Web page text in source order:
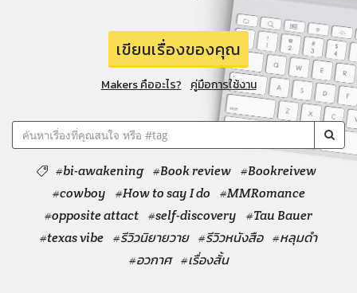
เขียนเรื่องของคุณ
Makers คืออะไร? คู่มือการใช้งาน
#bi-awakening #Book review #Bookreivew
#cowboy
#How to say I do
#MMRomance
#opposite attact #self-discovery
#Tau Bauer
#texas vibe #รีวิวนิยายวาย #รีวิวหนังสือ #หลุมดำ
#อวกาศ #เรื่องสั้น